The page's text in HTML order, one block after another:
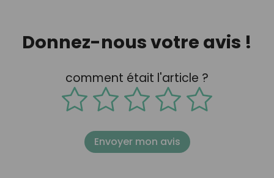
Donnez-nous votre avis !
comment était l'article ?
Envoyer mon avis